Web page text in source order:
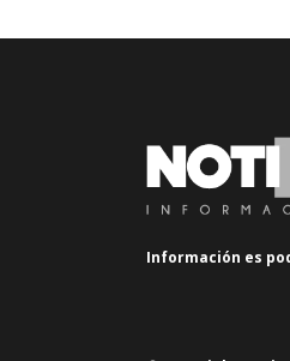
Información es